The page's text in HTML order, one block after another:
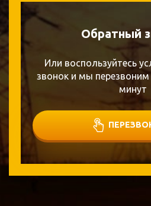
Обратный
Или воспользуйтесь
звонок и мы перезвоним
минут